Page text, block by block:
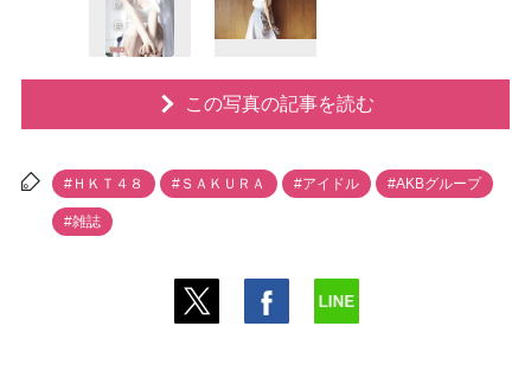
この写真の記事を読む
#ＨＫＴ４８ #ＳＡＫＵＲＡ #アイドル #AKBグループ
#雑誌